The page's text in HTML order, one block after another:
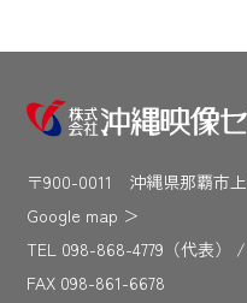
〒900-0011 沖縄県那覇市
Google map ＞
TEL 098-868-4779（代表） /
FAX 098-861-6678